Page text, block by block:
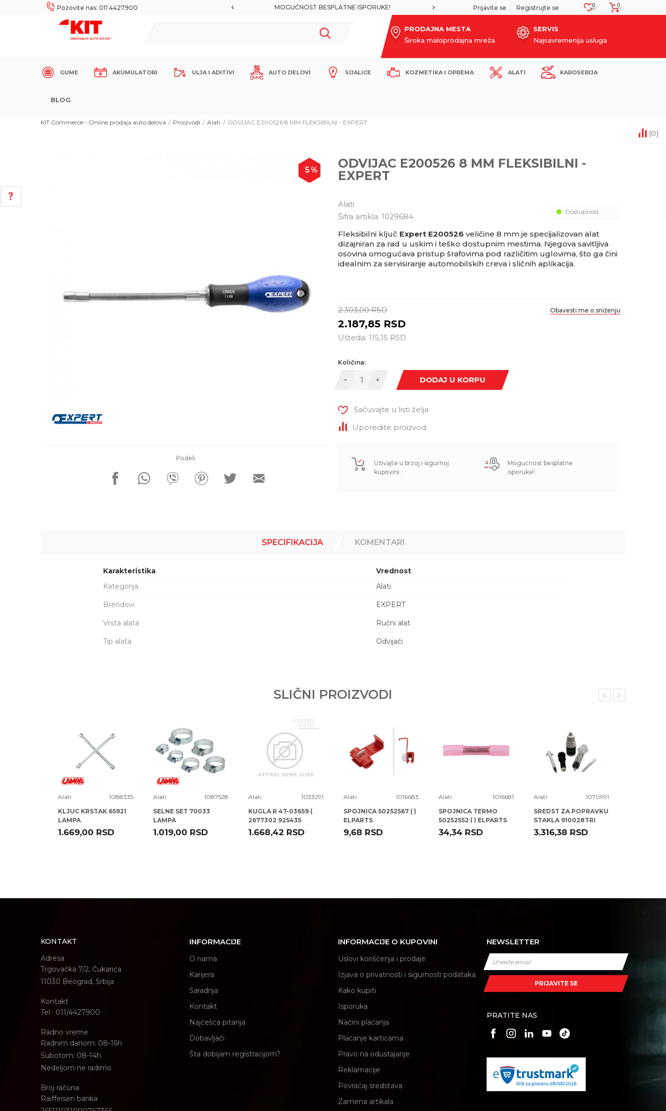
Pozovite nas: 011 4427900
SIGURNO PLAĆANJE PLATNIM KARTICAMA! MOGUĆNOST BESPLATNE ISPORUKE! SIGURNO PLAĆANJE PLATNIM KARTICAMA! 0
0
Prijavite se Registrujte se
PRODAJNA MESTA
Široka maloprodajna mreža
SERVIS
Najsavremenija usluga
GUME AKUMULATORI ULJA I ADITIVI AUTO DELOVI SIJALICE KOZMETIKA I OPREMA ALATI KAROSERIJA
BLOG
KIT Commerce - Online prodaja auto delova Proizvodi Alati ODVIJAC E200526 8 MM FLEKSIBILNI - EXPERT
5%
Podeli
ODVIJAC E200526 8 MM FLEKSIBILNI -
EXPERT
Alati
Šifra artikla: 1029684
Dostupnost:
Fleksibilni ključ Expert E200526 veličine 8 mm je specijalizovan alat
dizajniran za rad u uskim i teško dostupnim mestima. Njegova savitljiva
osovina omogućava pristup šrafovima pod različitim uglovima, što ga čini
idealnim za servisiranje automobilskih creva i sličnih aplikacija.
2.303,00 RSD
2.187,85 RSD
Ušteda: 115,15 RSD
Obavesti me o sniženju
Količina:
DODAJ U KORPU
Sačuvajte u listi želja
Uporedite proizvod
Uživajte u brzoj i sigurnoj
kupovini.
Mogućnost besplatne
isporuke!
Radnim danom: 08-16h
Subotom: 08-14h
SPECIFIKACIJA KOMENTARI
Karakteristika
Vrednost
Kategorija
Alati
Brendovi EXPERT
Vrsta alata Ručni alat
Tip alata Odvijači
SLIČNI PROIZVODI
Alati
1088335
KLJUC KRSTAK 65921
LAMPA
1.669,00 RSD
Alati
1087528
SELNE SET 70033
LAMPA
1.019,00 RSD
Alati
1033291
KUGLA R 47-03659 (
2677302 925435
CD0013 ) A3 -12
TALOSA
1.668,42 RSD
Alati
1016683
SPOJNICA 50252567 ( )
ELPARTS
9,68 RSD
Alati
1016681
SPOJNICA TERMO
50252552 ( ) ELPARTS
34,34 RSD
Alati
1070991
SREDST ZA POPRAVKU
STAKLA 910028TRI
TRISCAN
3.316,38 RSD
(0)
KONTAKT
Adresa
Trgovačka 7/2, Čukarica
11030 Beograd, Srbija
Kontakt
Tel : 011/4427900
Radno vreme
Radnim danom: 08-16h
Subotom: 08-14h
Nedeljom ne radimo
Broj računa
Raiffeisen banka
INFORMACIJE
O nama
Karijera
Saradnja
Kontakt
Najčešća pitanja
Dobavljači
Šta dobijam registracijom?
INFORMACIJE O KUPOVINI
Uslovi korišćenja i prodaje
Izjava o privatnosti i sigurnosti podataka
Kako kupiti
Isporuka
Načini plaćanja
Plaćanje karticama
Pravo na odustajanje
Reklamacije
Povraćaj sredstava
Zamena artikala
NEWSLETTER
PRIJAVITE SE
PRATITE NAS